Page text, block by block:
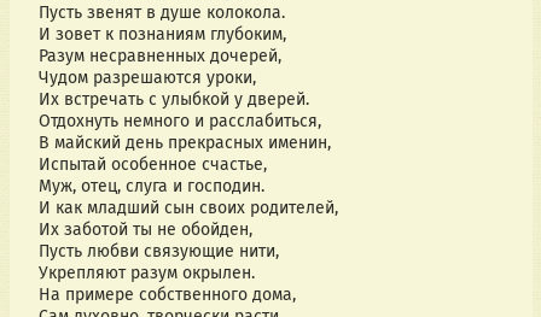
Пусть звенят в душе колокола.
И зовет к познаниям глубоким,
Разум несравненных дочерей,
Чудом разрешаются уроки,
Их встречать с улыбкой у дверей.
Отдохнуть немного и расслабиться,
В майский день прекрасных именин,
Испытай особенное счастье,
Муж, отец, слуга и господин.
И как младший сын своих родителей,
Их заботой ты не обойден,
Пусть любви связующие нити,
Укрепляют разум окрылен.
На примере собственного дома,